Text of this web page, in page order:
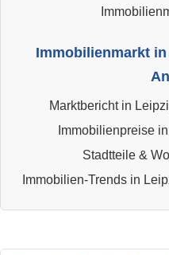
Immobilienmarkt
Marktbericht in
Immobilienpreise
Stadtteile &
Immobilien-Trends in